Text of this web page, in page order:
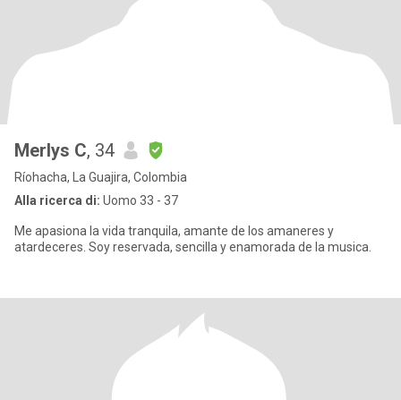
Merlys C, 34
Ríohacha, La Guajira, Colombia
Alla ricerca di: Uomo 33 - 37
Me apasiona la vida tranquila, amante de los amaneres y
atardeceres. Soy reservada, sencilla y enamorada de la musica.